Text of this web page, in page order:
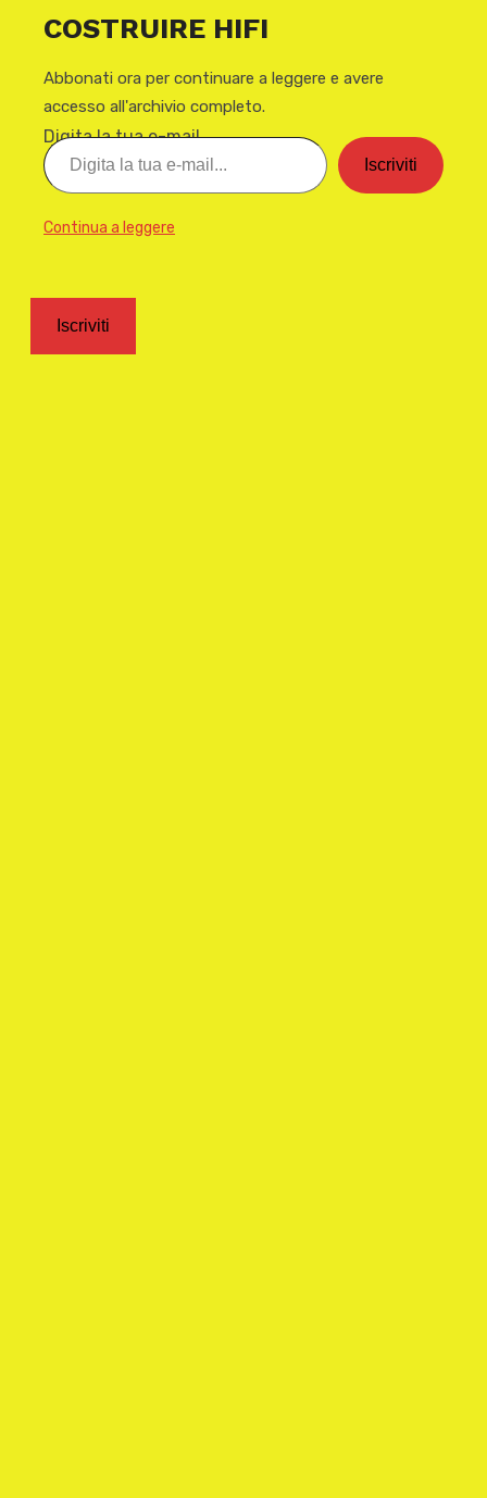
COSTRUIRE HIFI
Abbonati ora per continuare a leggere e avere
accesso all'archivio completo.
Digita la tua e-mail...
Iscriviti
Continua a leggere
Iscriviti